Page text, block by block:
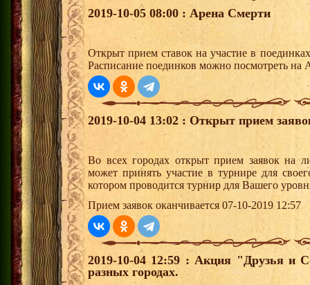
2019-10-05 08:00 : Арена Смерти
Открыт прием ставок на участие в
Расписание поединков можно посмотреть на
2019-10-04 13:02 : Открыт прием
Во всех городах открыт прием заявок на
может принять участие в турнире для
котором проводится турнир для Вашего
Прием заявок оканчивается 07-10-2019 12:57
2019-10-04 12:59 : Акция "Друзья и
разных городах.